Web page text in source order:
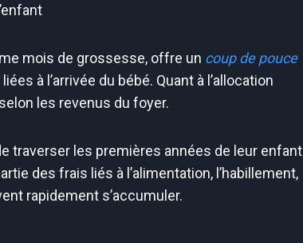
mois de grossesse, offre un coup de pouce
à l’arrivée du bébé. Quant à l’allocation
les revenus du foyer.
traverser les premières années de leur enfant
des frais liés à l’alimentation, l’habillement,
rapidement s’accumuler.